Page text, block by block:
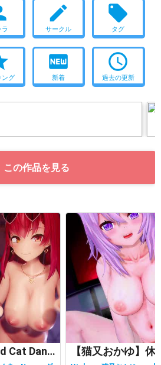
create
サークル
local_offer
タグ
ング
fiber_new
新着
access_time
過去の更新
この作品を見る
あく〇マ〇ンでSad Cat Dance